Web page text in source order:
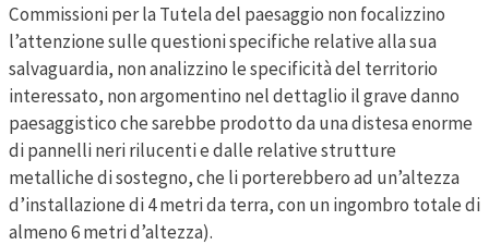
Commissioni per la Tutela del paesaggio non focalizzino
l’attenzione sulle questioni specifiche relative alla sua
salvaguardia, non analizzino le specificità del territorio
interessato, non argomentino nel dettaglio il grave danno
paesaggistico che sarebbe prodotto da una distesa enorme
di pannelli neri rilucenti e dalle relative strutture
metalliche di sostegno, che li porterebbero ad un’altezza
d’installazione di 4 metri da terra, con un ingombro totale di
almeno 6 metri d’altezza).